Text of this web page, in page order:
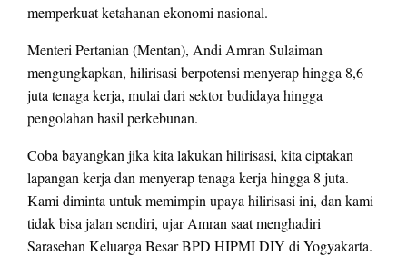
memperkuat ketahanan ekonomi nasional.
Menteri Pertanian (Mentan), Andi Amran Sulaiman
mengungkapkan, hilirisasi berpotensi menyerap hingga 8,6
juta tenaga kerja, mulai dari sektor budidaya hingga
pengolahan hasil perkebunan.
Coba bayangkan jika kita lakukan hilirisasi, kita ciptakan
lapangan kerja dan menyerap tenaga kerja hingga 8 juta.
Kami diminta untuk memimpin upaya hilirisasi ini, dan kami
tidak bisa jalan sendiri, ujar Amran saat menghadiri
Sarasehan Keluarga Besar BPD HIPMI DIY di Yogyakarta.